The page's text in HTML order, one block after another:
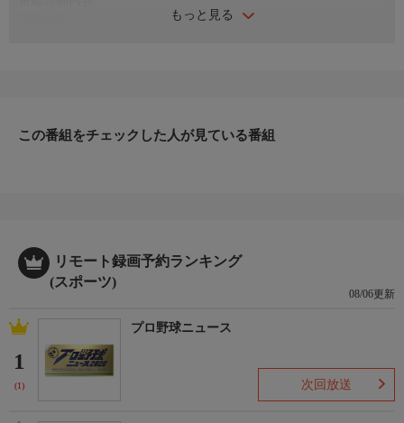
もっと見る
でお届け。
この番組をチェックした人が見ている番組
リモート録画予約ランキング
(スポーツ)
08/06更新
1
(1)
プロ野球ニュース
次回放送